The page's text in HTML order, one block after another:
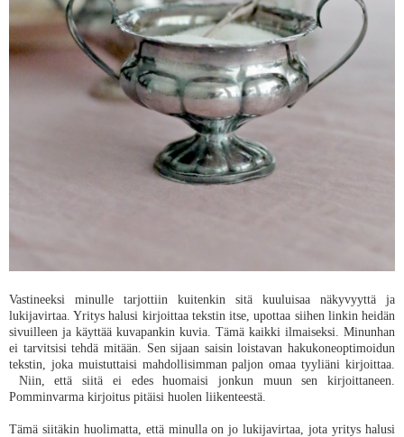
Vastineeksi minulle tarjottiin kuitenkin sitä kuuluisaa näkyvyyttä ja
lukijavirtaa. Yritys halusi kirjoittaa tekstin itse, upottaa siihen linkin heidän
sivuilleen ja käyttää kuvapankin kuvia. Tämä kaikki ilmaiseksi. Minunhan
ei tarvitsisi tehdä mitään. Sen sijaan saisin loistavan hakukoneoptimoidun
tekstin, joka muistuttaisi mahdollisimman paljon omaa tyyliäni kirjoittaa.
Niin, että siitä ei edes huomaisi jonkun muun sen kirjoittaneen.
Pomminvarma kirjoitus pitäisi huolen liikenteestä.
Tämä siitäkin huolimatta, että minulla on jo lukijavirtaa, jota yritys halusi